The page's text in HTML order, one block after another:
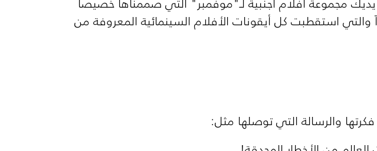
والتي استقطبت كل أيقونات الأفلام السينمائية المعروفة من